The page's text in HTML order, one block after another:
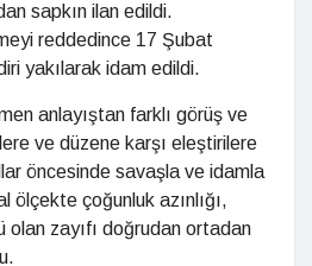
sapkın ilan edildi.
reddedince 17 Şubat
yakılarak idam edildi.
anlayıştan farklı görüş ve
ve düzene karşı eleştirilere
öncesinde savaşla ve idamla
ölçekte çoğunluk azınlığı,
olan zayıfı doğrudan ortadan